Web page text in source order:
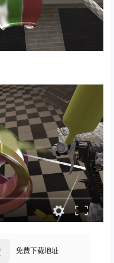
免费下载地址